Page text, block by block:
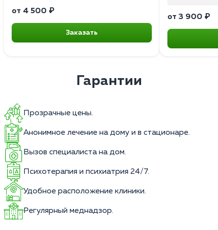
от 4 500 ₽
Заказать
от 3 900 ₽
Гарантии
Прозрачные цены.
Анонимное лечение на дому и в стационаре.
Вызов специалиста на дом.
Психотерапия и психиатрия 24/7.
Удобное расположение клиники.
Регулярный меднадзор.